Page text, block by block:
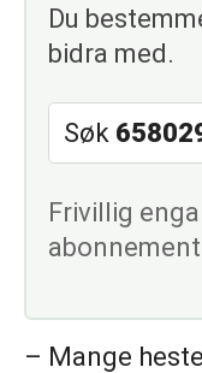
Du
bidra med.
Søk
Frivillig
– Mange